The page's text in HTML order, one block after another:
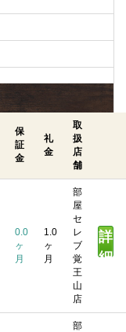
保
証
金
礼
金
取
扱
店
舗
0.0
ヶ
月
1.0
ヶ
月
部
屋
セ
レ
ブ
覚
王
山
店
詳
細
部